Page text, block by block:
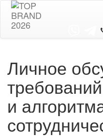
Личное
и